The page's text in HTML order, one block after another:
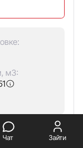
м3:
"бочонок"
Чат Зайти